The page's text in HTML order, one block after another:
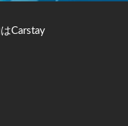
Carstay